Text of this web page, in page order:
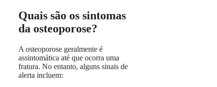
Quais são os sintomas
da osteoporose?
A osteoporose geralmente é
assintomática até que ocorra uma
fratura. No entanto, alguns sinais de
alerta incluem: